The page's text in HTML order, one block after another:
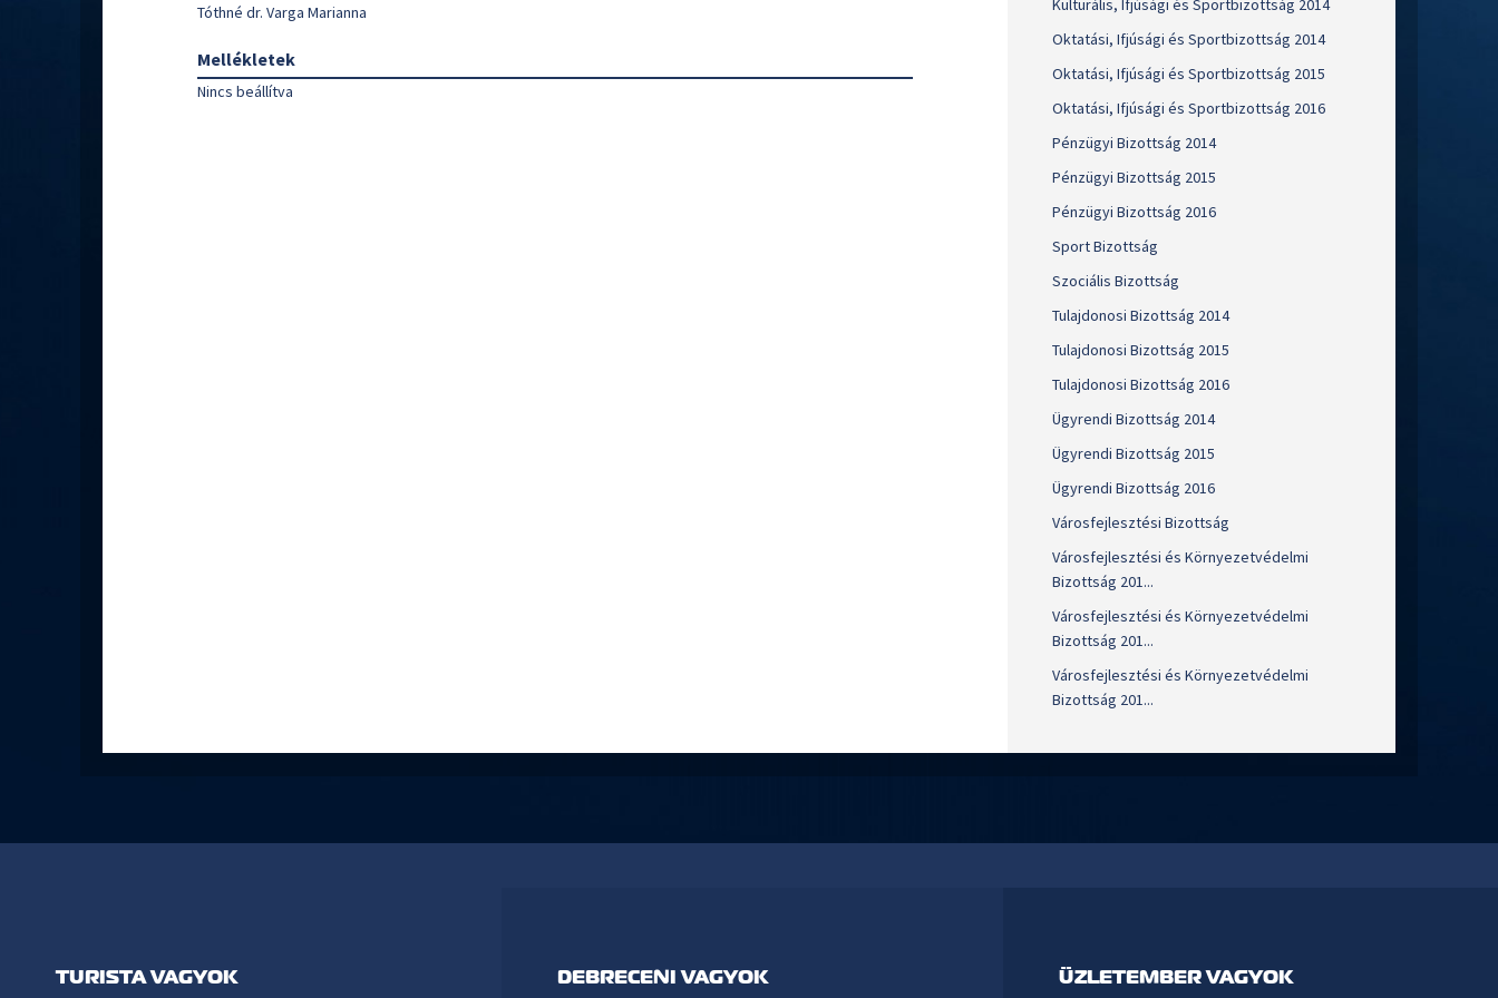
Tóthné dr. Varga Marianna
Mellékletek
Nincs beállítva
Kulturális, Ifjúsági és Sportbizottság 2014
Oktatási, Ifjúsági és Sportbizottság 2014
Oktatási, Ifjúsági és Sportbizottság 2015
Oktatási, Ifjúsági és Sportbizottság 2016
Pénzügyi Bizottság 2014
Pénzügyi Bizottság 2015
Pénzügyi Bizottság 2016
Sport Bizottság
Szociális Bizottság
Tulajdonosi Bizottság 2014
Tulajdonosi Bizottság 2015
Tulajdonosi Bizottság 2016
Ügyrendi Bizottság 2014
Ügyrendi Bizottság 2015
Ügyrendi Bizottság 2016
Városfejlesztési Bizottság
Városfejlesztési és Környezetvédelmi
Bizottság 201...
Városfejlesztési és Környezetvédelmi
Bizottság 201...
Városfejlesztési és Környezetvédelmi
Bizottság 201...
TURISTA VAGYOK DEBRECENI VAGYOK ÜZLETEMBER VAGYOK